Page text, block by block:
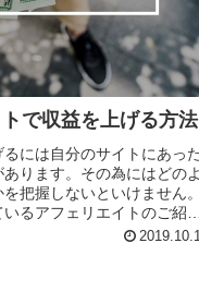
で収益を上げる方法
には自分のサイトにあっ
ります。その為にはどの
把握しないといけません
るアフェリエイトのご紹